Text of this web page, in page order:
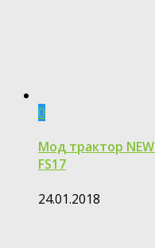
0
Мод трактор NEW
FS17
24.01.2018